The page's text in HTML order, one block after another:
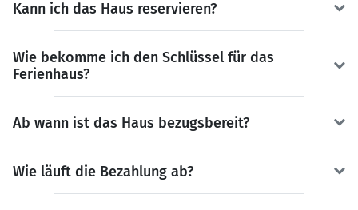
Kann ich das Haus reservieren?
Wie bekomme ich den Schlüssel für das
Ferienhaus?
Ab wann ist das Haus bezugsbereit?
Wie läuft die Bezahlung ab?